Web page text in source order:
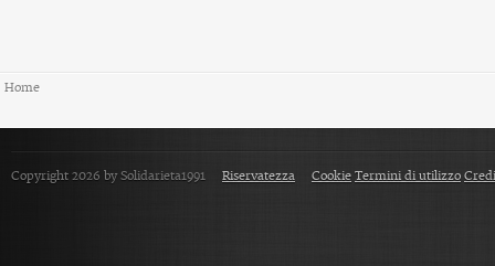
Home
Copyright 2026 by Solidarieta1991 Riservatezza Cookie Termini di utilizzo